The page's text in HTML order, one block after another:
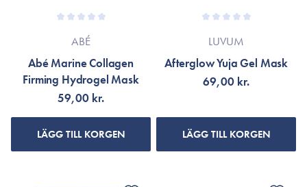
ABÉ
Abé Marine Collagen
Firming Hydrogel Mask
59,00 kr.
LÄGG TILL KORGEN
LUVUM
Afterglow Yuja Gel Mask
69,00 kr.
LÄGG TILL KORGEN